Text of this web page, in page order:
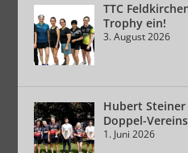
TTC
Trophy ein!
3. August 2026
Hubert
Doppel-
1. Juni 2026